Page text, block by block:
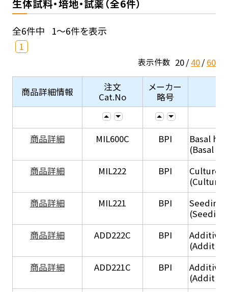
生体試料・培地・試薬（全6件）
全6件中 1～6件を表示
1
表示件数 20 40 60
商品詳細情報
注文
Cat.No
メーカー
略号
商品詳細 MIL600C BPI
Basal
(Basal
商品詳細
MIL222 BPI
Culture
(Culture
商品詳細
MIL221 BPI
Seeding
商品詳細
ADD222C BPI
商品詳細
ADD221C BPI